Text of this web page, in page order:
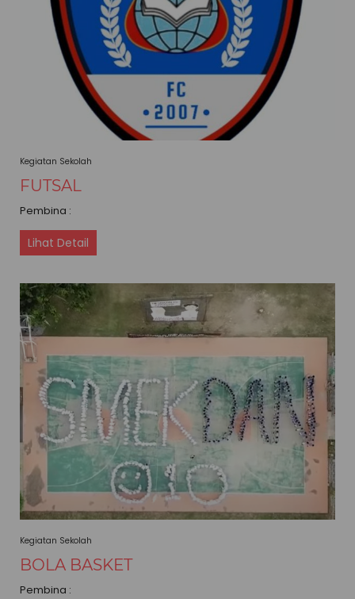
Kegiatan Sekolah
FUTSAL
Pembina :
Lihat Detail
Kegiatan Sekolah
BOLA BASKET
Pembina :